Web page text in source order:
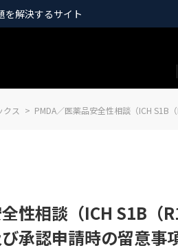
を解決するサイト
クス PMDA／医薬品安全性相談（ICH S1B
性相談（ICH S1B（
承認申請時の留意